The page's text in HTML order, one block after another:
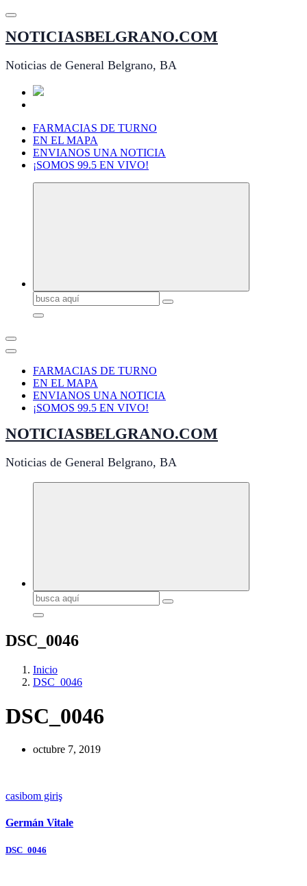
Saltar
contenido
NOTICIASBELGRANO.COM
Noticias de General Belgrano, BA
FARMACIAS DE TURNO
EN EL MAPA
ENVIANOS UNA NOTICIA
¡SOMOS 99.5 EN VIVO!
Buscar:
FARMACIAS DE TURNO
EN EL MAPA
ENVIANOS UNA NOTICIA
¡SOMOS 99.5 EN VIVO!
NOTICIASBELGRANO.COM
Noticias de General Belgrano, BA
Buscar:
DSC_0046
Inicio
DSC_0046
DSC_0046
octubre 7, 2019
casibom giriş
Germán Vitale
Navegación
DSC_0046